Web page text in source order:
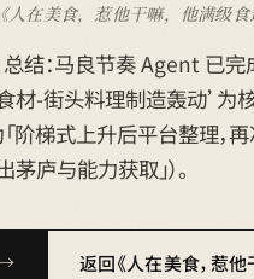
人在美食，惹他干嘛，他满级食
结：马良节奏 Agent 已完
材-街头料理制造轰动’为
「阶梯式上升后平台整理
茅庐与能力获取」）。
返回《人在美食，惹